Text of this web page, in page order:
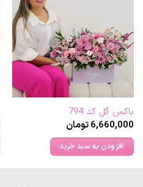
باکس گل کد 794
6,660,000تومان
افزودن به سبد خرید